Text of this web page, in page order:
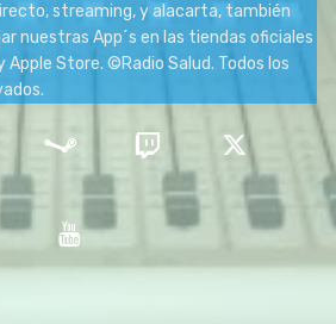
streaming, y alacarta, también
nuestras App´s en las tiendas oficiales
Apple Store. ©Radio Salud. Todos los